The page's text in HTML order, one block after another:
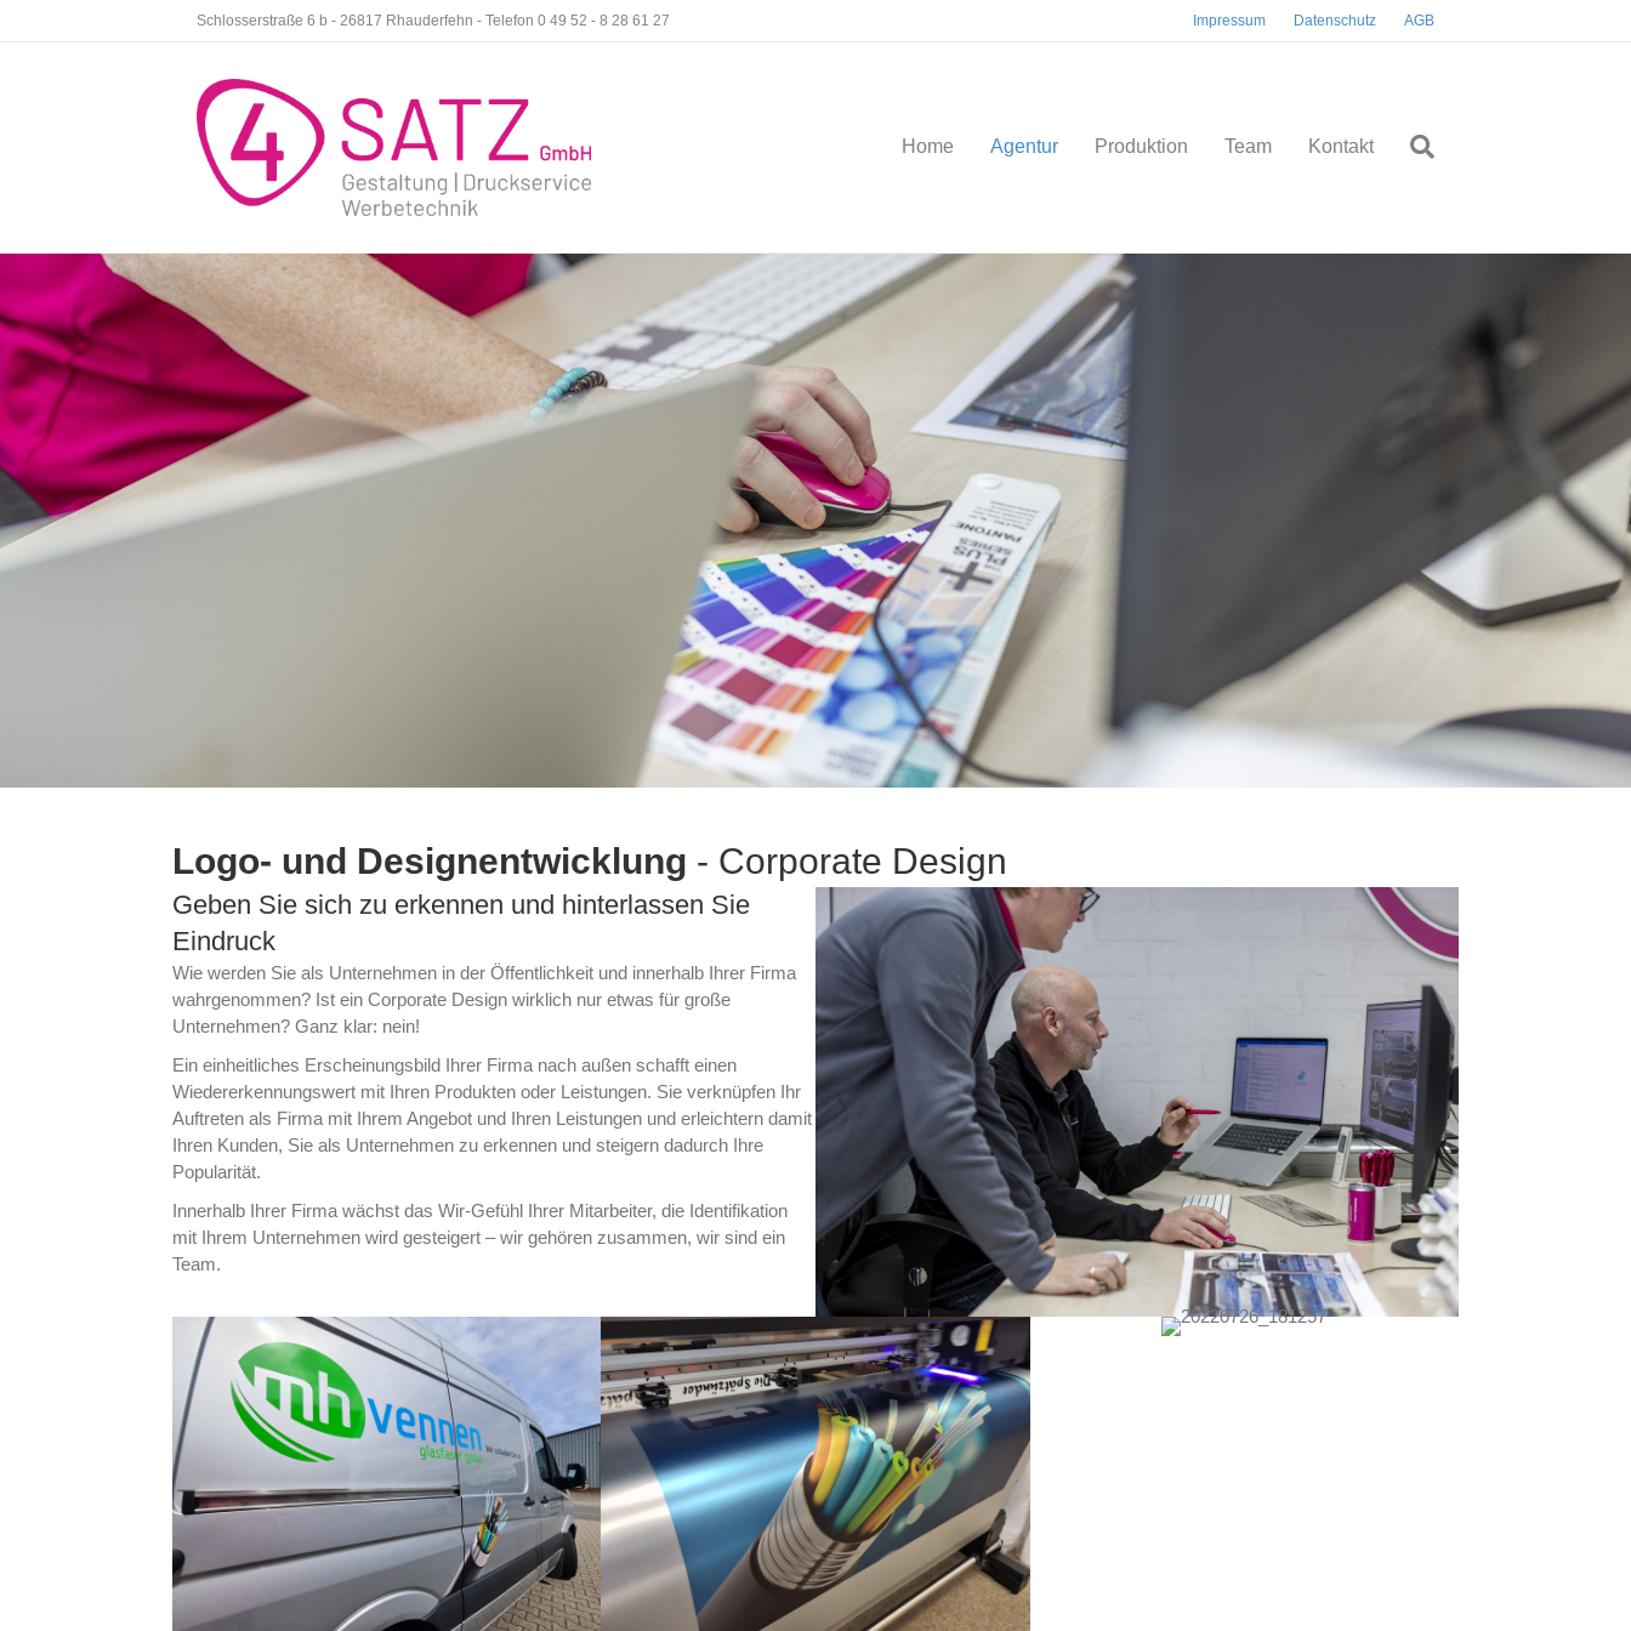
Schlosserstraße 6 b - 26817 Rhauderfehn - Telefon 0 49 52 - 8 28 61 27 Impressum Datenschutz AGB
Home Agentur Produktion Team Kontakt
Logo- und Designentwicklung - Corporate Design
Geben Sie sich zu erkennen und hinterlassen Sie
Eindruck
Wie werden Sie als Unternehmen in der Öffentlichkeit und innerhalb Ihrer Firma
wahrgenommen? Ist ein Corporate Design wirklich nur etwas für große
Unternehmen? Ganz klar: nein!
Ein einheitliches Erscheinungsbild Ihrer Firma nach außen schafft einen
Wiedererkennungswert mit Ihren Produkten oder Leistungen. Sie verknüpfen Ihr
Auftreten als Firma mit Ihrem Angebot und Ihren Leistungen und erleichtern damit
Ihren Kunden, Sie als Unternehmen zu erkennen und steigern dadurch Ihre
Popularität.
Innerhalb Ihrer Firma wächst das Wir-Gefühl Ihrer Mitarbeiter, die Identifikation
mit Ihrem Unternehmen wird gesteigert – wir gehören zusammen, wir sind ein
Team.